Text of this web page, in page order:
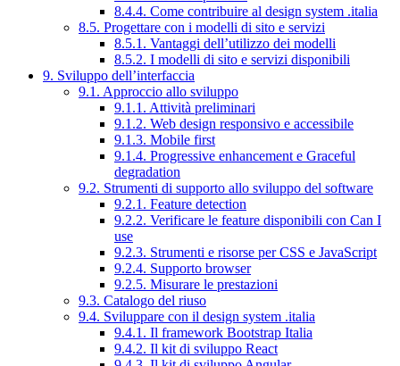
8.4.4. Come contribuire al design system .italia
8.5. Progettare con i modelli di sito e servizi
8.5.1. Vantaggi dell’utilizzo dei modelli
8.5.2. I modelli di sito e servizi disponibili
9. Sviluppo dell’interfaccia
9.1. Approccio allo sviluppo
9.1.1. Attività preliminari
9.1.2. Web design responsivo e accessibile
9.1.3. Mobile first
9.1.4. Progressive enhancement e Graceful
degradation
9.2. Strumenti di supporto allo sviluppo del software
9.2.1. Feature detection
9.2.2. Verificare le feature disponibili con Can I
use
9.2.3. Strumenti e risorse per CSS e JavaScript
9.2.4. Supporto browser
9.2.5. Misurare le prestazioni
9.3. Catalogo del riuso
9.4. Sviluppare con il design system .italia
9.4.1. Il framework Bootstrap Italia
9.4.2. Il kit di sviluppo React